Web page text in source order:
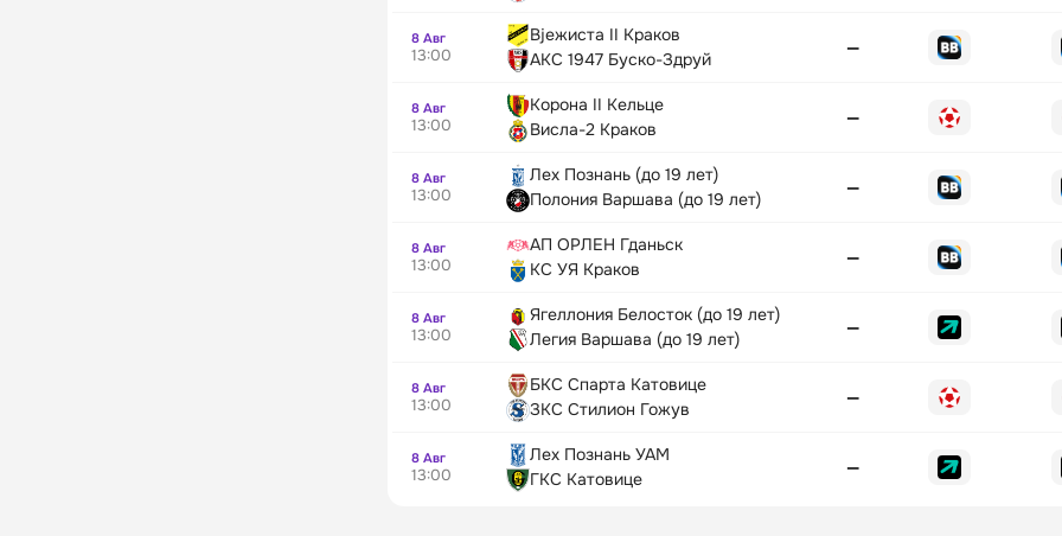
8 Авг
13:00
Вјежиста II Краков
АКС 1947 Буско-Здруй
—
8 Авг
13:00
Корона II Кельце
Висла-2 Краков
—
8 Авг
13:00
Лех Познань (до 19 лет)
Полония Варшава (до 19 лет)
—
8 Авг
13:00
АП ОРЛЕН Гданьск
КС УЯ Краков
—
8 Авг
13:00
Ягеллония Белосток (до 19 лет)
Легия Варшава (до 19 лет)
—
8 Авг
13:00
БКС Спарта Катовице
ЗКС Стилион Гожув
—
8 Авг
13:00
Лех Познань УАМ
ГКС Катовице
—